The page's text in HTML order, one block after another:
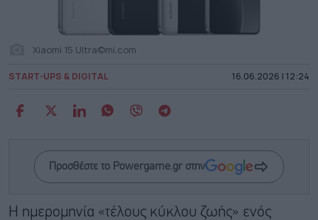
Xiaomi 15 Ultra©mi.com
START-UPS & DIGITAL 16.06.2026 | 12:24
Προσθέστε το Powergame.gr στην
Η ημερομηνία «τέλους κύκλου ζωής» ενός